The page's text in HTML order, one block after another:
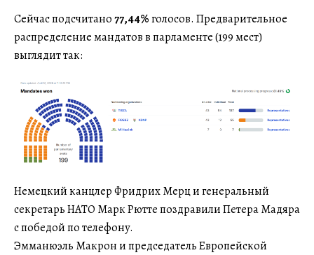
Сейчас подсчитано77,44%голосов. Предварительное
распределение мандатов в парламенте (199 мест)
выглядит так:
Немецкий канцлер Фридрих Мерц и генеральный
секретарь НАТО Марк Рютте поздравили Петера Мадяра
с победой по телефону.
Эмманюэль Макрон и председатель Европейской